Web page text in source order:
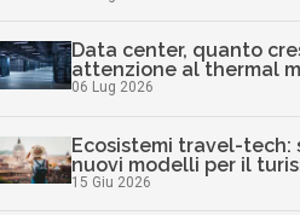
Data center, quanto
attenzione al thermal
06 Lug 2026
Ecosistemi travel-tech:
nuovi modelli per il
15 Giu 2026